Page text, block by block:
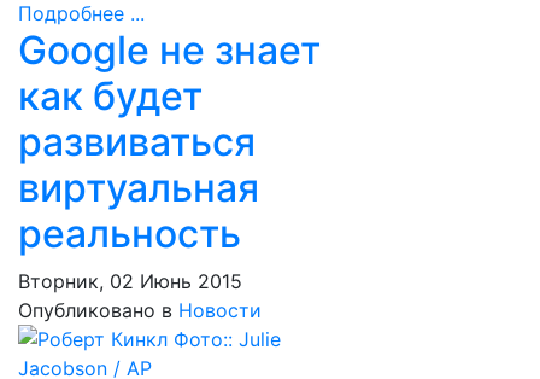
Подробнее ...
Google не знает
как будет
развиваться
виртуальная
реальность
Вторник, 02 Июнь 2015
Опубликовано в Новости